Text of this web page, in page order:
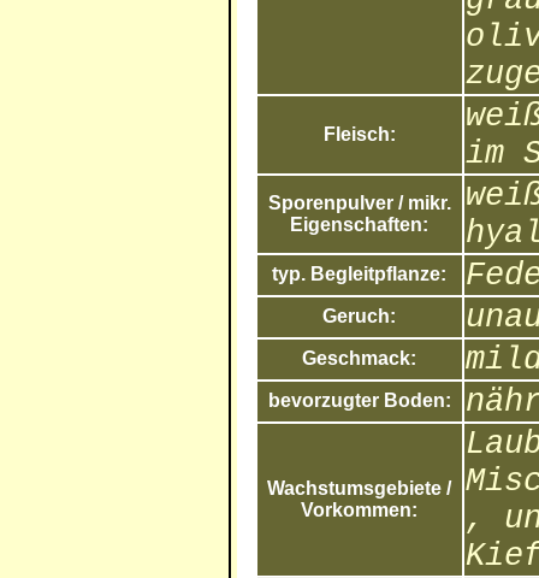
Fleisch:
im
Sporenpulver / mikr.
Eigenschaften:
typ. Begleitpflanze:
Geruch:
Geschmack:
bevorzugter Boden:
Wachstumsgebiete /
Vorkommen:
,